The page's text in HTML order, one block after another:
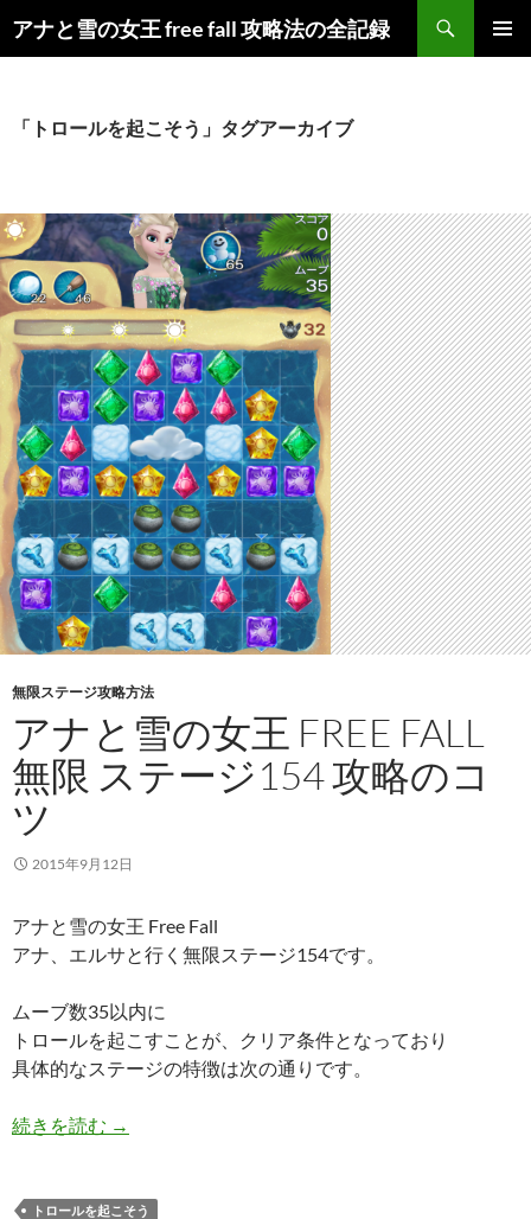
アナと雪の女王 free fall 攻略法の全記録
索
ン
キ
ッ
プ
「トロールを起こそう」タグアーカイブ
無限ステージ攻略方法
アナと雪の女王 FREE FALL
無限 ステージ154 攻略のコ
ツ
2015年9月12日
アナと雪の女王 Free Fall
アナ、エルサと行く無限ステージ154です。
ムーブ数35以内に
トロールを起こすことが、クリア条件となっており
具体的なステージの特徴は次の通りです。
続きを読む アナと雪の女王 Free Fall 無限 ステージ154 攻略
→
トロールを起こそう